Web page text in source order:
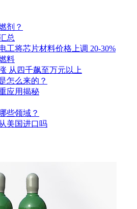
剂？
总
工将芯片材料价格上调 20-30%
料
从四千飙至万元以上
怎么来的？
应用揭秘
些领域？
美国进口吗